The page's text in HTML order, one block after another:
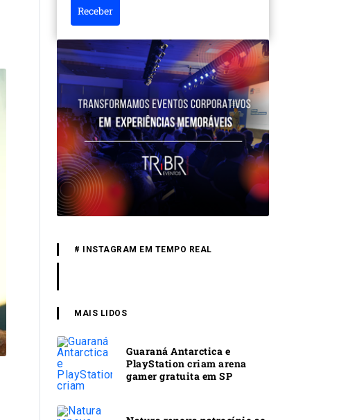
Receber
# INSTAGRAM EM TEMPO REAL
MAIS LIDOS
Guaraná Antarctica e
PlayStation criam arena
gamer gratuita em SP